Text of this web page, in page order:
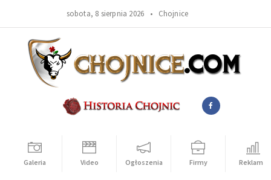
sobota, 8 sierpnia 2026 • Chojnice
Galeria Video Ogłoszenia Firmy Reklama